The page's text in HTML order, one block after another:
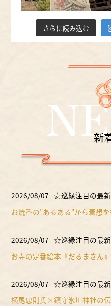
さらに読み込む
新
2026/08/07 ☆巡縁注目の最
お焼香の"あるある"から着想
2026/08/07 ☆巡縁注目の最
お寺の定番絵本『だるまさん
2026/08/07 ☆巡縁注目の最
横尾忠則氏×鎮守氷川神社の